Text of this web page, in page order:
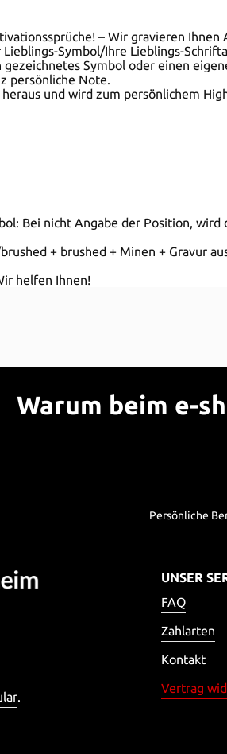
– Wir gravieren
Symbol/Ihre Lieblings-
Symbol oder einen
persönliche Note.
und wird zum persönlichem
Bei nicht Angabe der Position, wird
+ brushed + Minen + Gravur
helfen Ihnen!
Warum beim e-
Persönliche
.
UNSER
FAQ
Zahlarten
Kontakt
Vertrag